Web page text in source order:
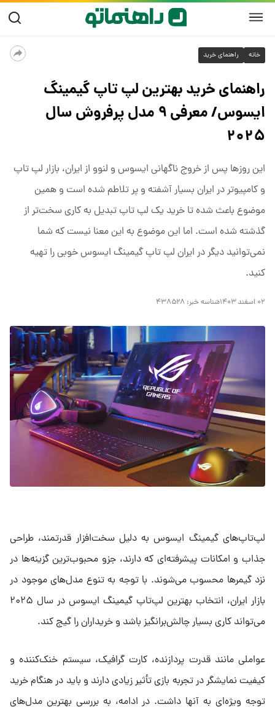
خانه راهنمای خرید
راهنمای خرید بهترین لپ تاپ گیمینگ
ایسوس/ معرفی ۹ مدل پرفروش سال
۲۰۲۵
این روزها پس از خروج ناگهانی ایسوس و لنوو از ایران، بازار لپ تاپ
و کامپیوتر در ایران بسیار آشفته و پر تلاطم شده است و همین
موضوع باعث شده تا خرید یک لپ تاپ تبدیل به کاری سخت‌تر از
گذشته شده است. اما این موضوع به این معنا نیست که شما
نمی‌توانید دیگر در ایران لپ تاپ گیمینگ ایسوس خوبی را تهیه
کنید.
۰۲ اسفند ۱۴۰۳ شناسه خبر: ۴۳۸۵۲۸
لپ‌تاپ‌های گیمینگ ایسوس به دلیل سخت‌افزار قدرتمند، طراحی
جذاب و امکانات پیشرفته‌ای که دارند، جزو محبوب‌ترین گزینه‌ها در
نزد گیمرها محسوب می‌شوند. با توجه به تنوع مدل‌های موجود در
بازار ایران، انتخاب بهترین لپ‌تاپ گیمینگ ایسوس در سال ۲۰۲۵
می‌تواند کاری بسیار چالش‌برانگیز باشد و خریداران را گیج کند.
عواملی مانند قدرت پردازنده، کارت گرافیک، سیستم خنک‌کننده و
کیفیت نمایشگر در تجربه بازی تأثیر زیادی دارند و باید در هنگام خرید
توجه ویژه‌ای به آنها داشت. در ادامه، به بررسی بهترین مدل‌های